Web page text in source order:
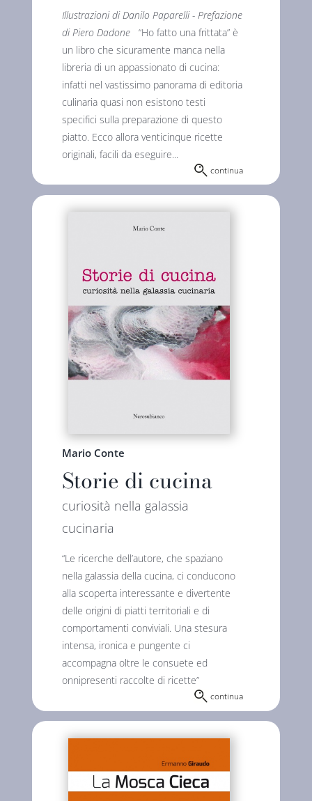
Illustrazioni di Danilo Paparelli - Prefazione
di Piero Dadone“Ho fatto una frittata” è
un libro che sicuramente manca nella
libreria di un appassionato di cucina:
infatti nel vastissimo panorama di editoria
culinaria quasi non esistono testi
specifici sulla preparazione di questo
piatto. Ecco allora venticinque ricette
originali, facili da eseguire...
continua
Mario Conte
Storie di cucina
curiosità nella galassia
cucinaria
“Le ricerche dell’autore, che spaziano
nella galassia della cucina, ci conducono
alla scoperta interessante e divertente
delle origini di piatti territoriali e di
comportamenti conviviali. Una stesura
intensa, ironica e pungente ci
accompagna oltre le consuete ed
onnipresenti raccolte di ricette”
continua